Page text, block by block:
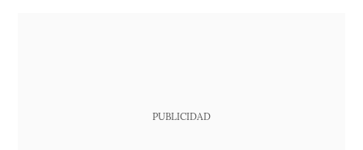
PUBLICIDAD